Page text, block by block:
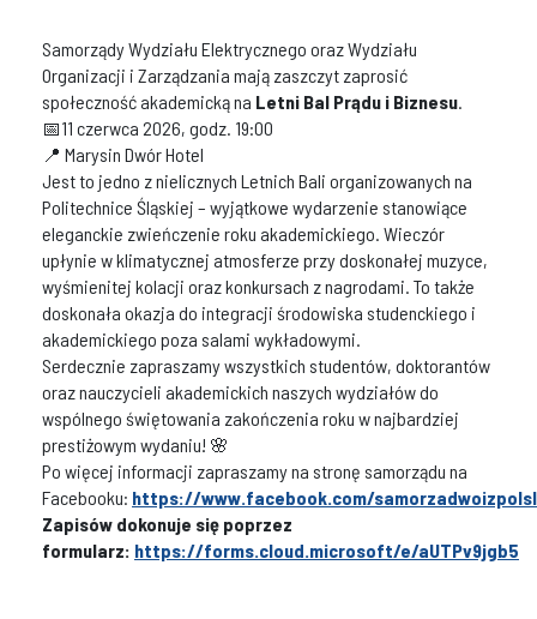
Samorządy Wydziału Elektrycznego oraz Wydziału
Organizacji i Zarządzania mają zaszczyt zaprosić
społeczność akademicką na Letni Bal Prądu i Biznesu.
📅11 czerwca 2026, godz. 19:00
📍 Marysin Dwór Hotel
Jest to jedno z nielicznych Letnich Bali organizowanych na
Politechnice Śląskiej – wyjątkowe wydarzenie stanowiące
eleganckie zwieńczenie roku akademickiego. Wieczór
upłynie w klimatycznej atmosferze przy doskonałej muzyce,
wyśmienitej kolacji oraz konkursach z nagrodami. To także
doskonała okazja do integracji środowiska studenckiego i
akademickiego poza salami wykładowymi.
Serdecznie zapraszamy wszystkich studentów, doktorantów
oraz nauczycieli akademickich naszych wydziałów do
wspólnego świętowania zakończenia roku w najbardziej
prestiżowym wydaniu! 🌸
Po więcej informacji zapraszamy na stronę samorządu na
Facebooku: https://www.facebook.com/samorzadwoizpolsl
Zapisów dokonuje się poprzez
formularz: https://forms.cloud.microsoft/e/aUTPv9jgb5